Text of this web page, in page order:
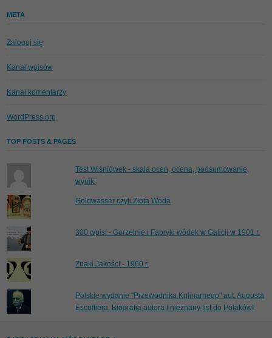
META
Zaloguj się
Kanał wpisów
Kanał komentarzy
WordPress.org
TOP POSTS & PAGES
Test Wiśniówek - skala ocen, ocena, podsumowanie,
wyniki
Goldwasser czyli Złota Woda
300 wpis! - Gorzelnie i Fabryki wódek w Galicji w 1901 r.
Znaki Jakości - 1960 r.
Polskie wydanie "Przewodnika Kulinarnego" aut. Augusta
Escoffiera. Biografia autora i nieznany list do Polaków!